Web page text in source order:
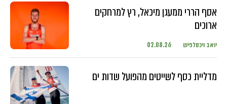
אסף הררי ממעגן מיכאל, רץ למרחקים
ארוכים
יואב ויכסלפיש 02.08.26
מדליית כסף לשייטים מהפועל שדות ים